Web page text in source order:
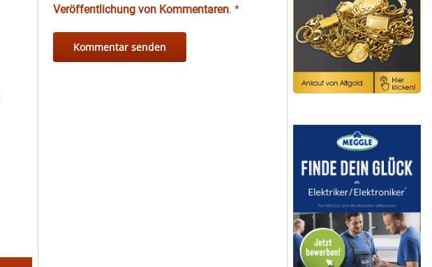
Veröffentlichung von Kommentaren.*